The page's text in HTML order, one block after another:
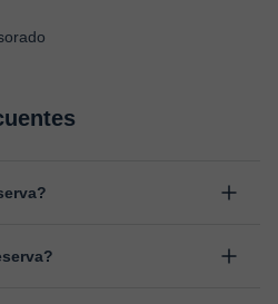
motivo de cancelación.